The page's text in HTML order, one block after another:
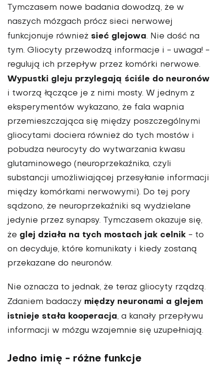
Tymczasem nowe badania dowodzą, że w
naszych mózgach prócz sieci nerwowej
funkcjonuje również sieć glejowa. Nie dość na
tym. Gliocyty przewodzą informacje i - uwaga! -
regulują ich przepływ przez komórki nerwowe.
Wypustki gleju przylegają ściśle do neuronów
i tworzą łączące je z nimi mosty. W jednym z
eksperymentów wykazano, że fala wapnia
przemieszczająca się między poszczególnymi
gliocytami dociera również do tych mostów i
pobudza neurocyty do wytwarzania kwasu
glutaminowego (neuroprzekaźnika, czyli
substancji umożliwiającej przesyłanie informacji
między komórkami nerwowymi). Do tej pory
sądzono, że neuroprzekaźniki są wydzielane
jedynie przez synapsy. Tymczasem okazuje się,
że glej działa na tych mostach jak celnik - to
on decyduje, które komunikaty i kiedy zostaną
przekazane do neuronów.
Nie oznacza to jednak, że teraz gliocyty rządzą.
Zdaniem badaczy między neuronami a glejem
istnieje stała kooperacja, a kanały przepływu
informacji w mózgu wzajemnie się uzupełniają.
Jedno imię - różne funkcje